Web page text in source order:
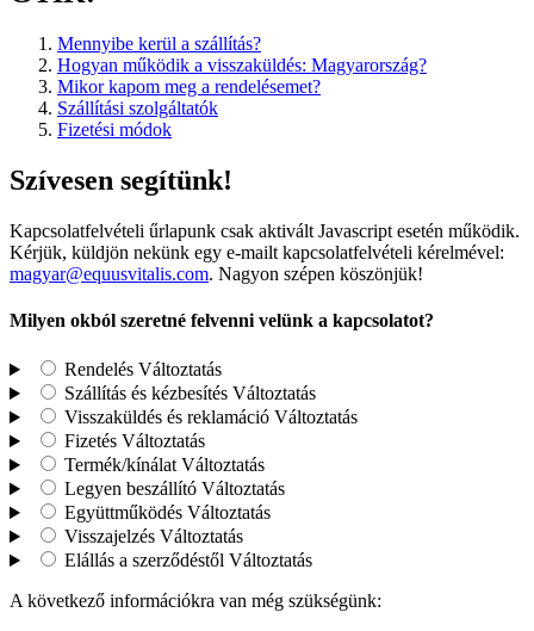
Mennyibe kerül a szállítás?
Hogyan működik a visszaküldés: Magyarország?
Mikor kapom meg a rendelésemet?
Szállítási szolgáltatók
Fizetési módok
Szívesen segítünk!
Kapcsolatfelvételi űrlapunk csak aktivált Javascript esetén működik.
Kérjük, küldjön nekünk egy e-mailt kapcsolatfelvételi kérelmével:
magyar@equusvitalis.com. Nagyon szépen köszönjük!
Milyen okból szeretné felvenni velünk a kapcsolatot?
Rendelés Változtatás
Szállítás és kézbesítés Változtatás
Visszaküldés és reklamáció Változtatás
Fizetés Változtatás
Termék/kínálat Változtatás
Legyen beszállító Változtatás
Együttműködés Változtatás
Visszajelzés Változtatás
Elállás a szerződéstől Változtatás
A következő információkra van még szükségünk: